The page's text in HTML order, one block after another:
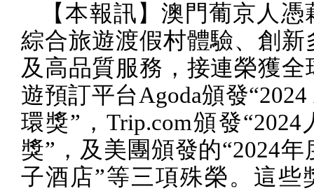
【本報訊】澳門葡京人
綜合旅遊渡假村體驗、創新
及高品質服務，接連榮獲全
遊預訂平台Agoda頒發“2024
環獎”，Trip.com頒發“2024
獎”，及美團頒發的“2024年
子酒店”等三項殊榮。這些